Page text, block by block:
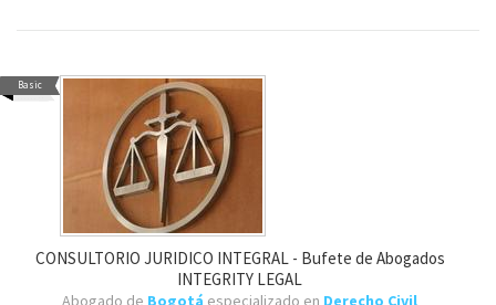
Basic
CONSULTORIO JURIDICO INTEGRAL - Bufete de Abogados
INTEGRITY LEGAL
Abogado de Bogotá especializado en Derecho Civil